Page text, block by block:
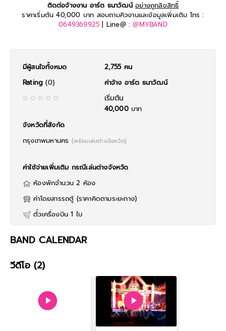
ติดต่อจ้างงาน อาร์ต ธนาวัฒน์ อย่างถูกลิขสิทธิ์
ราคาเริ่มต้น 40,000 บาท สอบถามคิวงานและข้อมูลเพิ่มเติม โทร :
0649369925 | Line@ :@MYBAND
มีผู้สนใจทั้งหมด
2,755 คน
Rating (0) ค่าจ้าง อาร์ต ธนาวัฒน์
เริ่มต้น
40,000บาท
จังหวัดที่สังกัด
กรุงเทพมหานคร (พร้อมเล่นต่างจังหวัด)
ค่าใช้จ่ายเพิ่มเติม กรณีเล่นต่างจังหวัด
ห้องพักจำนวน 2 ห้อง
ค่าโดยสารรถตู้ (ราคาคิดตามระยะทาง)
ตั๋วเครื่องบิน 1 ใบ
BAND CALENDAR
วีดีโอ (2)